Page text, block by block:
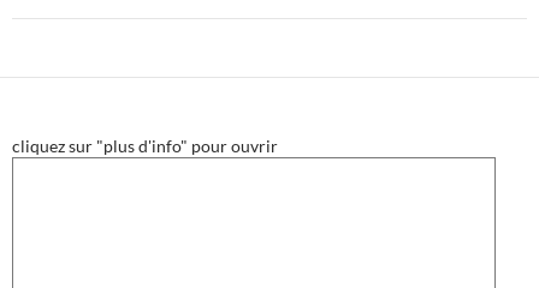
cliquez sur "plus d'info" pour ouvrir